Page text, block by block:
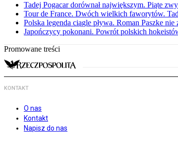
Tadej Pogacar dorównał największym. Piąte
Tour de France. Dwóch wielkich faworytów.
Polska legenda ciągle pływa. Roman Paszke nie
Japończycy pokonani. Powrót polskich
Promowane treści
KONTAKT
O nas
Kontakt
Napisz do nas